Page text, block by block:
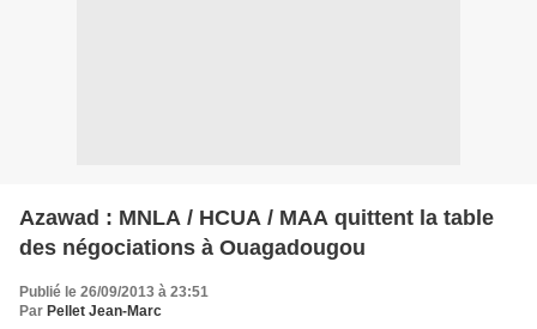
Azawad : MNLA / HCUA / MAA quittent la table
des négociations à Ouagadougou
Publié le 26/09/2013 à 23:51
Par Pellet Jean-Marc